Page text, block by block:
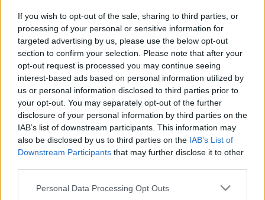
If you wish to opt-out of the sale, sharing to third parties, or
processing of your personal or sensitive information for
targeted advertising by us, please use the below opt-out
section to confirm your selection. Please note that after your
opt-out request is processed you may continue seeing
interest-based ads based on personal information utilized by
us or personal information disclosed to third parties prior to
your opt-out. You may separately opt-out of the further
disclosure of your personal information by third parties on the
IAB’s list of downstream participants. This information may
also be disclosed by us to third parties on the IAB’s List of
Downstream Participants that may further disclose it to other
Please note that this website/app uses one or more Google
Personal Data Processing Opt Outs
XX. századi alkotó Józsa Bálint. Úgy bánik a krómacéllal,
mint más a fával vagy az agyaggal. Ő a krómacél
koronázatlan királya.
Ez nem csupán szójáték, mert 2002-ben készített
Süvegkorona című munkája szinte sugallja, hogy ezzel a
kifejezéssel illessük. Az egyszerűség és a pompa, a
hideg-rideg anyag és a fémkazettákba bezárt melegség
egyszerre jelentkezik a művön, amely ha jól van
megvilágítva, szinte megbabonázza a szemlélőt. (Kár,
hogy a kiállítás rendezői nem a galéria központi helyére
Hasonlóan megkapó a Gömb című, szintén krómacél